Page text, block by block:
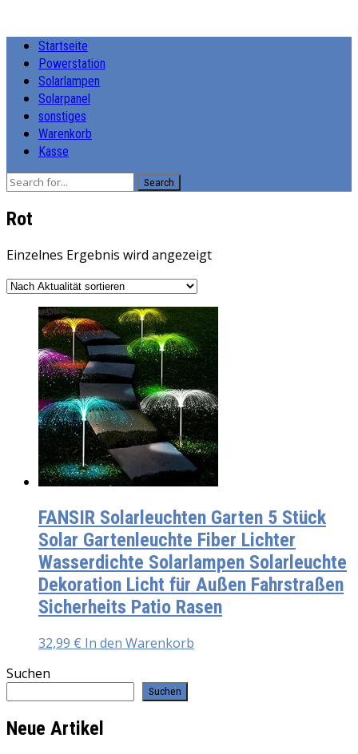
Startseite
Powerstation
Solarlampen
Solarpanel
sonstiges
Warenkorb
Kasse
Search
‎Rot
Einzelnes Ergebnis wird angezeigt
FANSIR Solarleuchten Garten 5 Stück
Solar Gartenleuchte Fiber Lichter
Wasserdichte Solarlampen Solarleuchte
Dekoration Licht für Außen Fahrstraßen
Sicherheits Patio Rasen
32,99 € In den Warenkorb
Suchen
Suchen
Neue Artikel